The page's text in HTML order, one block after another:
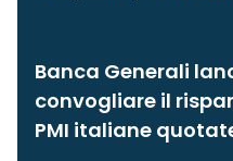
Banca Generali
convogliare il
PMI italiane